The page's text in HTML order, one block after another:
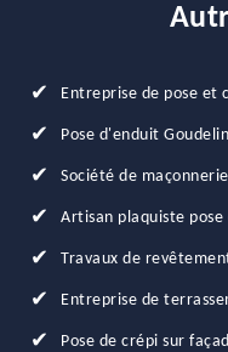
Entreprise de pose et
Pose d'enduit
Société de
Artisan plaquiste
Travaux de
Entreprise de
Pose de crépi sur